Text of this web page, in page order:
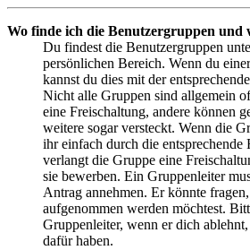
Wo finde ich die Benutzergruppen und
Du findest die Benutzergruppen
persönlichen Bereich. Wenn du
kannst du dies mit der
Nicht alle Gruppen sind allgemein
eine Freischaltung, andere können
weitere sogar versteckt. Wenn die
ihr einfach durch die entsprechende
verlangt die Gruppe eine
sie bewerben. Ein Gruppenleiter
Antrag annehmen. Er könnte
aufgenommen werden möchtest.
Gruppenleiter, wenn er dich
dafür haben.